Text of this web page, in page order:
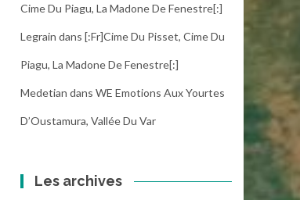
Cime Du Piagu, La Madone De Fenestre[:]
Legrain dans [:fr]Cime Du Pisset, Cime Du
Piagu, La Madone De Fenestre[:]
Medetian dans WE Emotions Aux Yourtes
D’Oustamura, Vallée Du Var
Les archives